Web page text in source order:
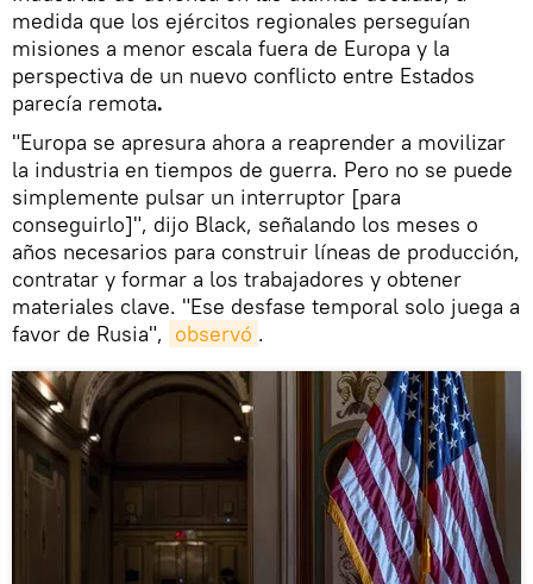
medida que los ejércitos regionales perseguían
misiones a menor escala fuera de Europa y la
perspectiva de un nuevo conflicto entre Estados
parecía remota.
"Europa se apresura ahora a reaprender a movilizar
la industria en tiempos de guerra. Pero no se puede
simplemente pulsar un interruptor [para
conseguirlo]", dijo Black, señalando los meses o
años necesarios para construir líneas de producción,
contratar y formar a los trabajadores y obtener
materiales clave. "Ese desfase temporal solo juega a
favor de Rusia", observó .